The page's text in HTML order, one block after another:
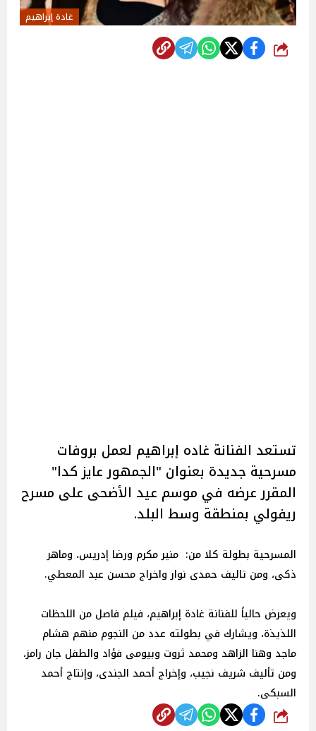
غادة إبراهيم
شارك
تستعد الفنانة غاده إبراهيم لعمل بروفات
مسرحية جديدة بعنوان "الجمهور عايز كدا"
المقرر عرضه في موسم عيد الأضحى على مسرح
ريفولي بمنطقة وسط البلد.
المسرحية بطولة كلا من: منير مكرم ورضا إدريس، وماهر
ذكى، ومن تاليف حمدى نوار واخراج محسن عبد المعطي.
ويعرض حالياً للفنانة غادة إبراهيم، فيلم فاصل من اللحظات
اللذيذة، ويشارك في بطولته عدد من النجوم منهم هشام
ماجد وهنا الزاهد ومحمد ثروت وبيومى فؤاد والطفل جان رامز،
ومن تأليف شريف نجيب، وإخراج أحمد الجندى، وإنتاج أحمد
السبكى.
شارك